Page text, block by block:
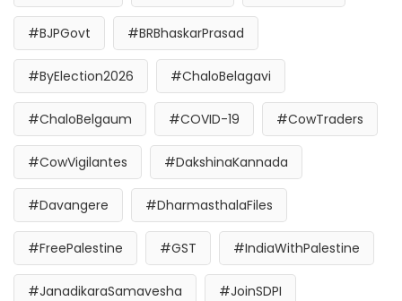
#BJPGovt #BRBhaskarPrasad
#ByElection2026 #ChaloBelagavi
#ChaloBelgaum #COVID-19 #CowTraders
#CowVigilantes #DakshinaKannada
#Davangere #DharmasthalaFiles
#FreePalestine #GST #IndiaWithPalestine
#JanadikaraSamavesha #JoinSDPI